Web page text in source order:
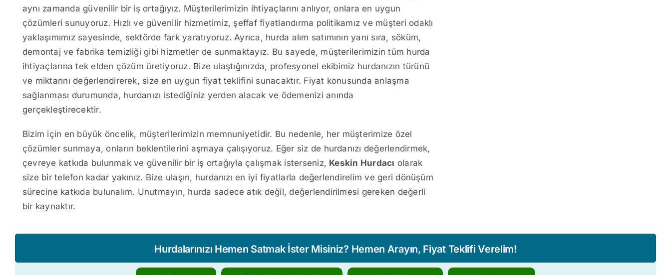
aynı zamanda güvenilir bir iş ortağıyız. Müşterilerimizin ihtiyaçlarını anlıyor, onlara en uygun
çözümleri sunuyoruz. Hızlı ve güvenilir hizmetimiz, şeffaf fiyatlandırma politikamız ve müşteri odaklı
yaklaşımımız sayesinde, sektörde fark yaratıyoruz. Ayrıca, hurda alım satımının yanı sıra, söküm,
demontaj ve fabrika temizliği gibi hizmetler de sunmaktayız. Bu sayede, müşterilerimizin tüm hurda
ihtiyaçlarına tek elden çözüm üretiyoruz. Bize ulaştığınızda, profesyonel ekibimiz hurdanızın türünü
ve miktarını değerlendirerek, size en uygun fiyat teklifini sunacaktır. Fiyat konusunda anlaşma
sağlanması durumunda, hurdanızı istediğiniz yerden alacak ve ödemenizi anında
gerçekleştirecektir.
Bizim için en büyük öncelik, müşterilerimizin memnuniyetidir. Bu nedenle, her müşterimize özel
çözümler sunmaya, onların beklentilerini aşmaya çalışıyoruz. Eğer siz de hurdanızı değerlendirmek,
çevreye katkıda bulunmak ve güvenilir bir iş ortağıyla çalışmak isterseniz, Keskin Hurdacı olarak
size bir telefon kadar yakınız. Bize ulaşın, hurdanızı en iyi fiyatlarla değerlendirelim ve geri dönüşüm
sürecine katkıda bulunalım. Unutmayın, hurda sadece atık değil, değerlendirilmesi gereken değerli
bir kaynaktır.
Hurdalarınızı Hemen Satmak İster Misiniz? Hemen Arayın, Fiyat Teklifi Verelim!